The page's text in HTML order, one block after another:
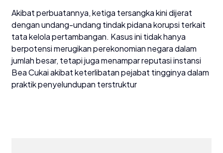
​Akibat perbuatannya, ketiga tersangka kini dijerat
dengan undang-undang tindak pidana korupsi terkait
tata kelola pertambangan. Kasus ini tidak hanya
berpotensi merugikan perekonomian negara dalam
jumlah besar, tetapi juga menampar reputasi instansi
Bea Cukai akibat keterlibatan pejabat tingginya dalam
praktik penyelundupan terstruktur